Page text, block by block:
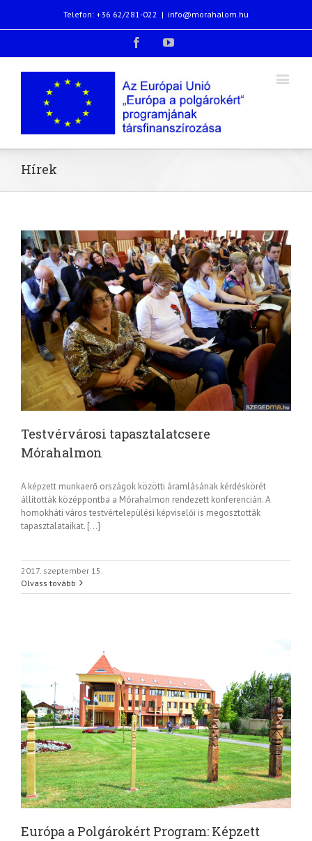
Telefon: +36 62/281-022 | info@morahalom.hu
FacebookYoutube
Hírek
Testvérvárosi tapasztalatcsere
Mórahalmon
A képzett munkaerő országok közötti áramlásának kérdéskörét
állították középpontba a Mórahalmon rendezett konferencián. A
homokháti város testvértelepülési képviselői is megosztották
tapasztalataikat. […]
2017. szeptember 15.
Olvass tovább
Európa a Polgárokért Program: Képzett